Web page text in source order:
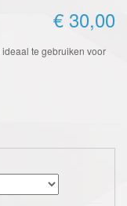
€ 30,00
te gebruiken voor